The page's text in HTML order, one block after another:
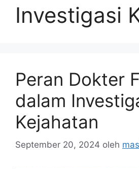
Investigasi
Peran Dokter
dalam
Kejahatan
September 20, 2024 oleh